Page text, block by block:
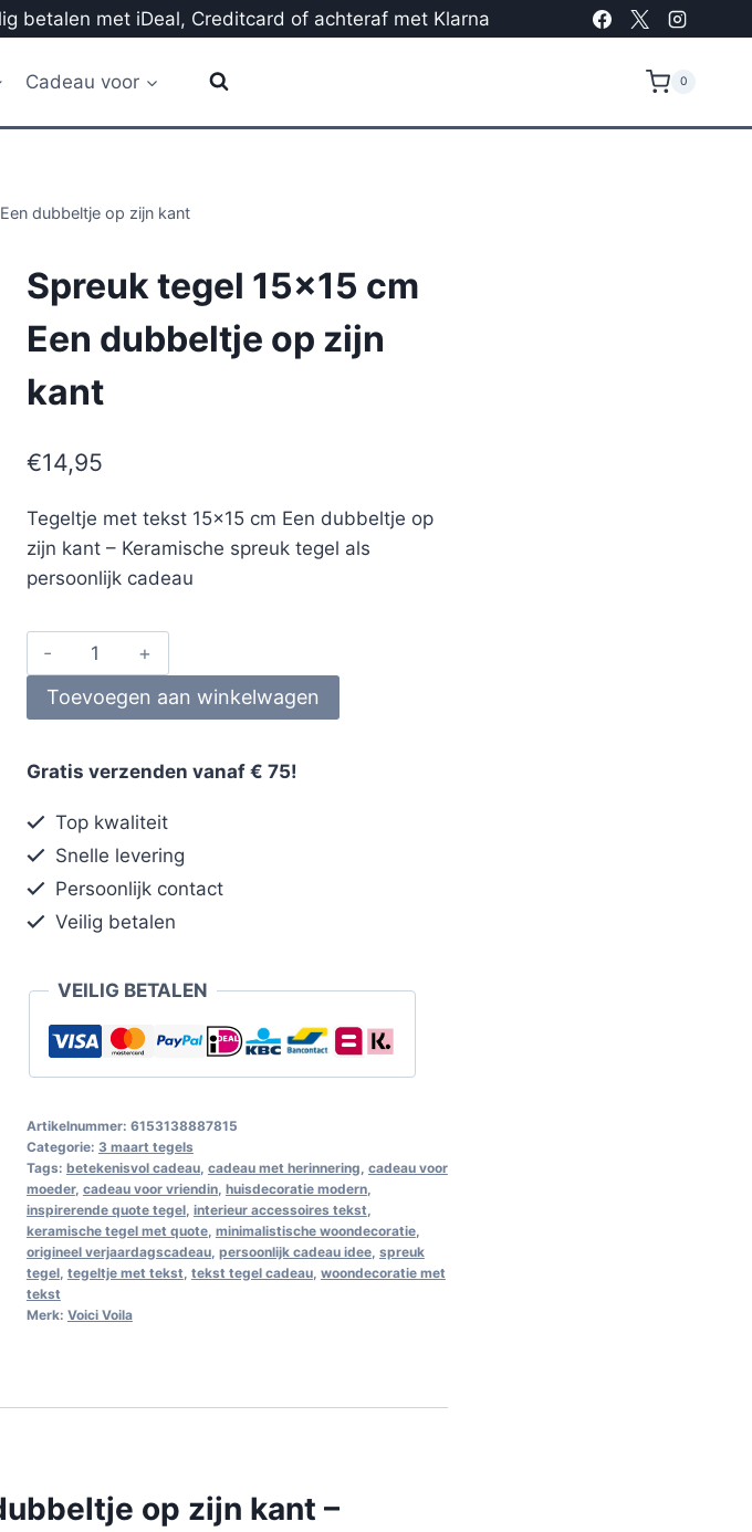
betalen met iDeal, Creditcard of achteraf met Klarna
Cadeau voor 0
dubbeltje op zijn kant
Spreuk tegel 15×15 cm
Een dubbeltje op zijn
kant
€14,95
Tegeltje met tekst 15×15 cm Een dubbeltje op
zijn kant – Keramische spreuk tegel als
persoonlijk cadeau
Toevoegen aan winkelwagen
Gratis verzenden vanaf € 75!
Top kwaliteit
Snelle levering
Persoonlijk contact
Veilig betalen
VEILIG BETALEN
Artikelnummer: 6153138887815
Categorie: 3 maart tegels
Tags: betekenisvol cadeau, cadeau met herinnering cadeau voor
moeder, cadeau voor vriendin, huisdecoratie modern,
inspirerende quote tegel, interieur accessoires tekst
keramische tegel met quote, minimalistische woondecoratie,
origineel verjaardagscadeau, persoonlijk cadeau idee, spreuk
tegel, tegeltje met tekst tekst tegel cadeau, woondecoratie met
tekst
Merk: Voici Voila
op zijn kant –